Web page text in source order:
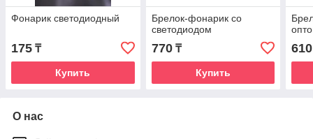
Фонарик светодиодный
175 ₸
Купить
Брелок-фонарик со
светодиодом
770₸
Купить
610
О нас